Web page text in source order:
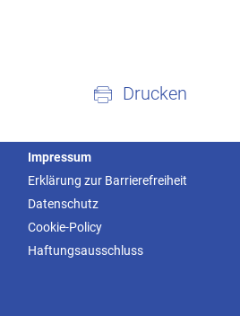
Drucken
Impressum
Erklärung zur Barrierefreiheit
Datenschutz
Cookie-Policy
Haftungsausschluss